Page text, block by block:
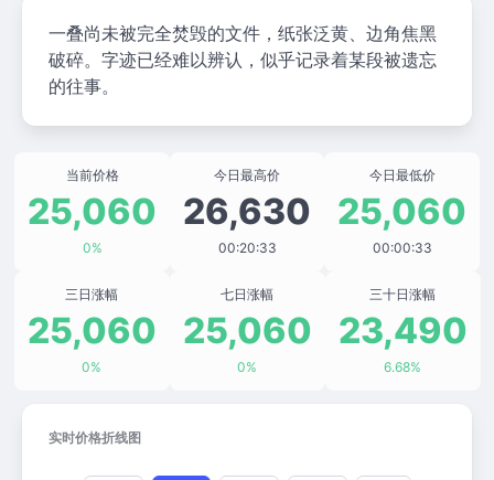
一叠尚未被完全焚毁的文件，纸张泛黄、边角焦黑
破碎。字迹已经难以辨认，似乎记录着某段被遗忘
的往事。
当前价格
25,060
0%
今日最高价
26,630
00:20:33
今日最低价
25,060
00:00:33
三日涨幅
25,060
0%
七日涨幅
25,060
0%
三十日涨幅
23,490
6.68%
实时价格折线图